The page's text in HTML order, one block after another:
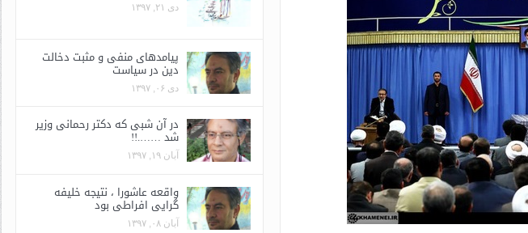
دی ۲۱, ۱۳۹۷
پیامدهای منفی و مثبت دخالت
دین در سیاست
دی ۰۶, ۱۳۹۷
در آن شبی که دکتر رحمانی وزیر
شد …….!!
آبان ۱۹, ۱۳۹۷
واقعه عاشورا ، نتیجه خلیفه
گرایی افراطی بود
آبان ۰۸, ۱۳۹۷